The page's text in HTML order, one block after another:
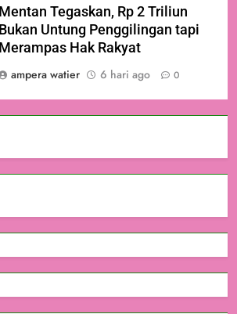
Mentan Tegaskan, Rp 2 Triliun
Bukan Untung Penggilingan tapi
Merampas Hak Rakyat
ampera watier
6 hari ago 0